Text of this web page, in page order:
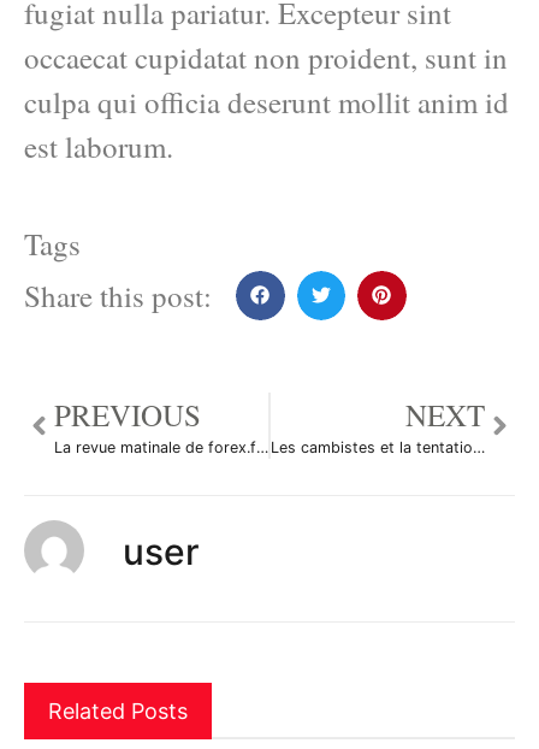
fugiat nulla pariatur. Excepteur sint
occaecat cupidatat non proident, sunt in
culpa qui officia deserunt mollit anim id
est laborum.
Tags
Share this post:
PREVIOUS
La revue matinale de forex.fr du 6 octobre 2010
NEXT
Les cambistes et la tentation des monnaies émergentes
user
Related Posts